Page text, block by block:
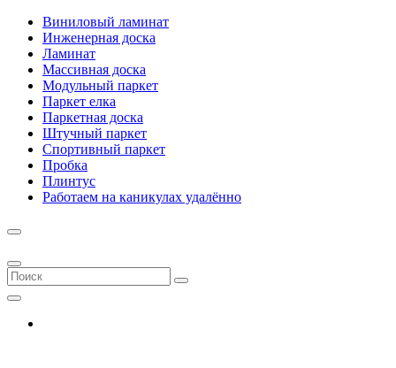
Виниловый ламинат
Инженерная доска
Ламинат
Массивная доска
Модульный паркет
Паркет елка
Паркетная доска
Штучный паркет
Спортивный паркет
Пробка
Плинтус
Работаем на каникулах удалённо